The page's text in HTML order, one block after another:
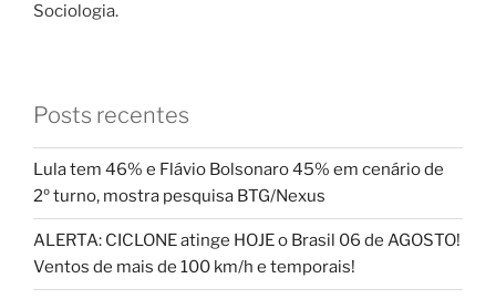
Sociologia.
Posts recentes
Lula tem 46% e Flávio Bolsonaro 45% em cenário de
2º turno, mostra pesquisa BTG/Nexus
ALERTA: CICLONE atinge HOJE o Brasil 06 de AGOSTO!
Ventos de mais de 100 km/h e temporais!